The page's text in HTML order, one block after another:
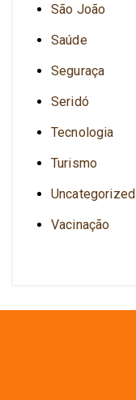
São João
Saúde
Seguraça
Seridó
Tecnologia
Turismo
Uncategorized
Vacinação